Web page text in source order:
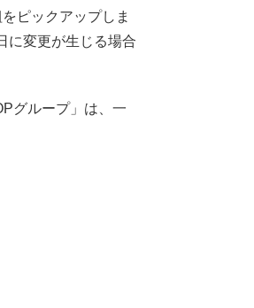
ピックアップしま
に変更が生じる場合
グループ」は、一